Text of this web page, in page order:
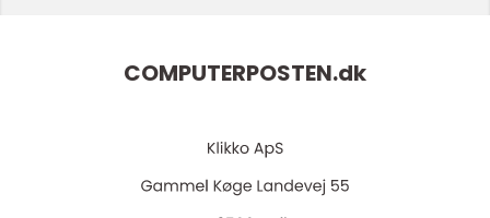
COMPUTERPOSTEN.dk